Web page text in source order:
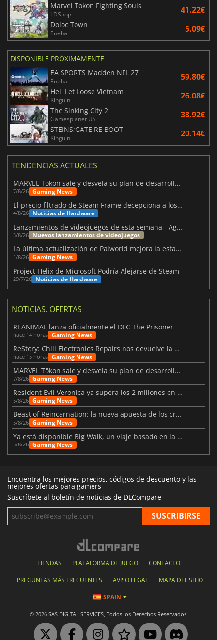
Marvel Tokon Fighting Souls
LDShop 41.22€
Doloc Town
Eneba 5.09€
DISPONIBLE PRÓXIMAMENTE
EA SPORTS Madden NFL 27
Eneba 59.80€
Hell Let Loose Vietnam
Kinguin 26.08€
The Sinking City 2
Gamesplanet US 38.92€
STEINS;GATE RE BOOT
Kinguin 20.14€
TENDENCIAS ACTUALES
MARVEL Tōkon sale y desvela su plan de desarrollo para el primer año
7/8/26 Gaming News
El precio filtrado de Steam Frame decepciona a los usuarios
4/8/26 Noticias de Hardware
Lanzamientos de videojuegos de esta semana - Agosto de 2026 (semana 32)
3/8/26 Nuevos lanzamientos de videojuegos
La última actualización de Palworld mejora la estabilidad
1/8/26 Gaming News
Project Helix de Microsoft Podría Alejarse de Steam
29/7/26 Noticias de Hardware
NOTICIAS, OFERTAS
REANIMAL lanza oficialmente el DLC The Prisoner
hace 14 horas Gaming News
ReStory: Chill Electronics Repairs nos devuelve la nostalgia de los 2000
hace 15 horas Gaming News
MARVEL Tōkon sale y desvela su plan de desarrollo para el primer año
7/8/26 Gaming News
Resident Evil Veronica ya supera los 2 millones en listas de deseados
5/8/26 Gaming News
Beast of Reincarnation: la nueva apuesta de los creadores de Pokémon
5/8/26 Gaming News
Ya está disponible Big Walk, un viaje basado en la amistad
5/8/26 Gaming News
Encuentra los mejores precios, códigos de descuento y las
mejores ofertas para gamers
Suscríbete al boletín de noticias de DLCompare
TIENDAS PLATAFORMA DE JUEGO CONTACTO
PREGUNTAS MÁS FRECUENTES AVISO LEGAL MAPA DEL SITIO
SPAIN
© 2026 SAS DIGITAL SERVICES, Todos los Derechos Reservados.